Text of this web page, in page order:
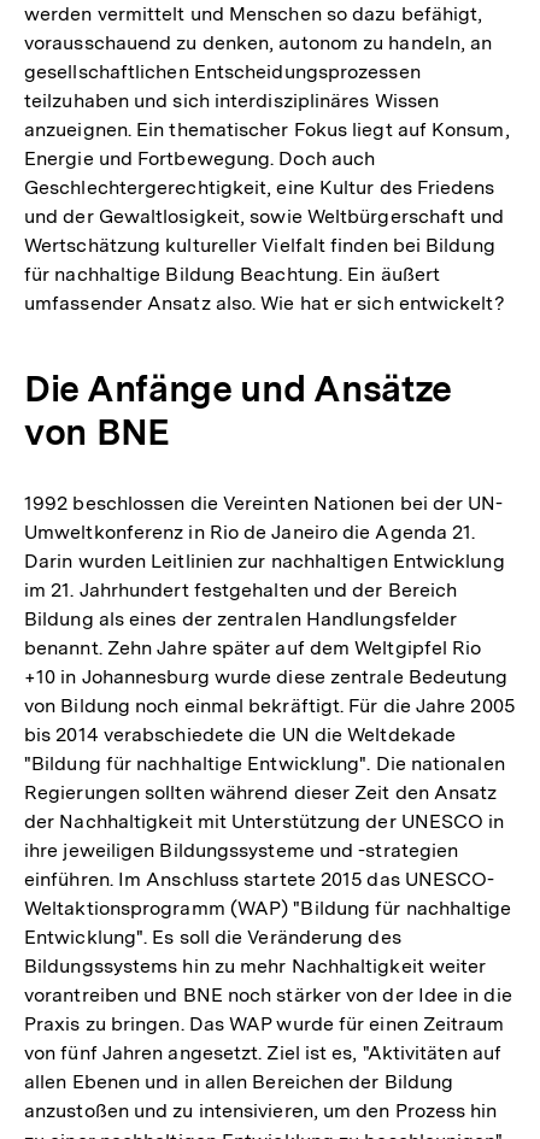
werden vermittelt und Menschen so dazu befähigt,
vorausschauend zu denken, autonom zu handeln, an
gesellschaftlichen Entscheidungsprozessen
teilzuhaben und sich interdisziplinäres Wissen
anzueignen. Ein thematischer Fokus liegt auf Konsum,
Energie und Fortbewegung. Doch auch
Geschlechtergerechtigkeit, eine Kultur des Friedens
und der Gewaltlosigkeit, sowie Weltbürgerschaft und
Wertschätzung kultureller Vielfalt finden bei Bildung
für nachhaltige Bildung Beachtung. Ein äußert
umfassender Ansatz also. Wie hat er sich entwickelt?
Die Anfänge und Ansätze
von BNE
1992 beschlossen die Vereinten Nationen bei der UN-
Umweltkonferenz in Rio de Janeiro die Agenda 21.
Darin wurden Leitlinien zur nachhaltigen Entwicklung
im 21. Jahrhundert festgehalten und der Bereich
Bildung als eines der zentralen Handlungsfelder
benannt. Zehn Jahre später auf dem Weltgipfel Rio
+10 in Johannesburg wurde diese zentrale Bedeutung
von Bildung noch einmal bekräftigt. Für die Jahre 2005
bis 2014 verabschiedete die UN die Weltdekade
"Bildung für nachhaltige Entwicklung". Die nationalen
Regierungen sollten während dieser Zeit den Ansatz
der Nachhaltigkeit mit Unterstützung der UNESCO in
ihre jeweiligen Bildungssysteme und -strategien
einführen. Im Anschluss startete 2015 das UNESCO-
Weltaktionsprogramm (WAP) "Bildung für nachhaltige
Entwicklung". Es soll die Veränderung des
Bildungssystems hin zu mehr Nachhaltigkeit weiter
vorantreiben und BNE noch stärker von der Idee in die
Praxis zu bringen. Das WAP wurde für einen Zeitraum
von fünf Jahren angesetzt. Ziel ist es, "Aktivitäten auf
allen Ebenen und in allen Bereichen der Bildung
anzustoßen und zu intensivieren, um den Prozess hin